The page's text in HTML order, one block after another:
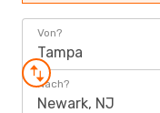
Von?
Tampa
Nach?
Newark, NJ